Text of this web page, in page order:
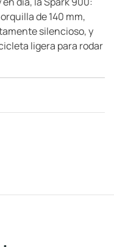
de 140 mm,
silencioso, y
ligera para rodar